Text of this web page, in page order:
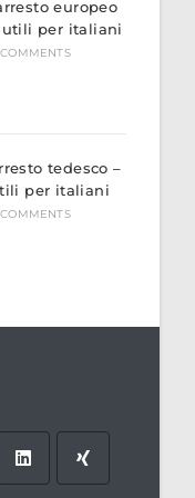
europeo
per italiani
tedesco –
per italiani